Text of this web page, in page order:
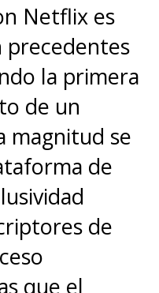
Netflix es
precedentes
la primera
de un
magnitud se
de
de
que el